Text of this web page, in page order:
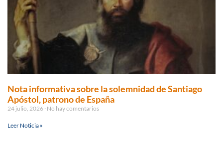
Nota informativa sobre la solemnidad de Santiago
Apóstol, patrono de España
24 julio, 2026 No hay comentarios
Leer Noticia »